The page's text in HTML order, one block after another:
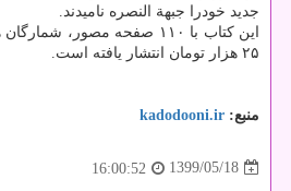
جدید خودرا جبهة النصره نامیدند.
۲۵ هزار تومان انتشار یافته است.
منبع: kadodooni.ir
1399/05/18
16:00:52